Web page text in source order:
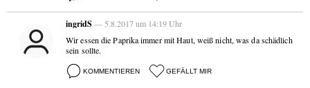
ingridS— 5.8.2017 um 14:19 Uhr
Wir essen die Paprika immer mit Haut, weiß nicht, was da schädlich
sein sollte.
KOMMENTIEREN GEFÄLLT MIR